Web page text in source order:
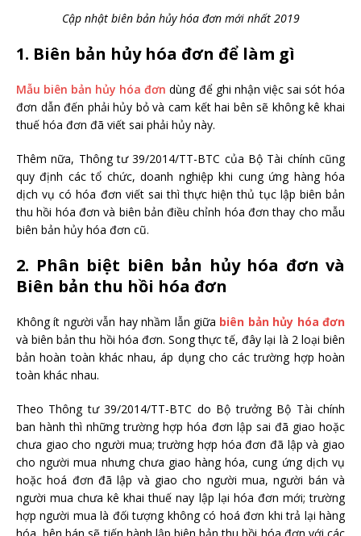
Cập nhật biên bản hủy hóa đơn mới nhất 2019
1. Biên bản hủy hóa đơn để làm gì
Mẫu biên bản hủy hóa đơn dùng để ghi nhận việc sai sót hóa
đơn dẫn đến phải hủy bỏ và cam kết hai bên sẽ không kê khai
thuế hóa đơn đã viết sai phải hủy này.
Thêm nữa, Thông tư 39/2014/TT-BTC của Bộ Tài chính cũng
quy định các tổ chức, doanh nghiệp khi cung ứng hàng hóa
dịch vụ có hóa đơn viết sai thì thực hiện thủ tục lập biên bản
thu hồi hóa đơn và biên bản điều chỉnh hóa đơn thay cho mẫu
biên bản hủy hóa đơn cũ.
2. Phân biệt biên bản hủy hóa đơn và
Biên bản thu hồi hóa đơn
Không ít người vẫn hay nhầm lẫn giữa biên bản hủy hóa đơn
và biên bản thu hồi hóa đơn. Song thực tế, đây lại là 2 loại biên
bản hoàn toàn khác nhau, áp dụng cho các trường hợp hoàn
toàn khác nhau.
Theo Thông tư 39/2014/TT-BTC do Bộ trưởng Bộ Tài chính
ban hành thì những trường hợp hóa đơn lập sai đã giao hoặc
chưa giao cho người mua; trường hợp hóa đơn đã lập và giao
cho người mua nhưng chưa giao hàng hóa, cung ứng dịch vụ
hoặc hoá đơn đã lập và giao cho người mua, người bán và
người mua chưa kê khai thuế nay lập lại hóa đơn mới; trường
hợp người mua là đối tượng không có hoá đơn khi trả lại hàng